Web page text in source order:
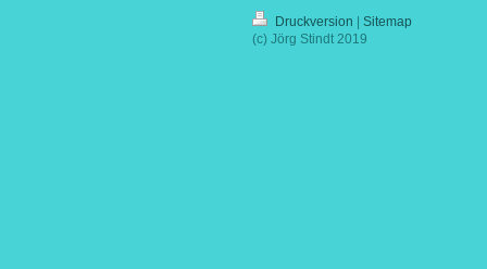
Druckversion | Sitemap
(c) Jörg Stindt 2019